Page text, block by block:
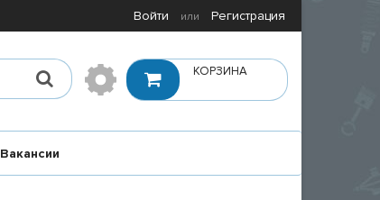
Войти или Регистрация
КОРЗИНА
Вакансии